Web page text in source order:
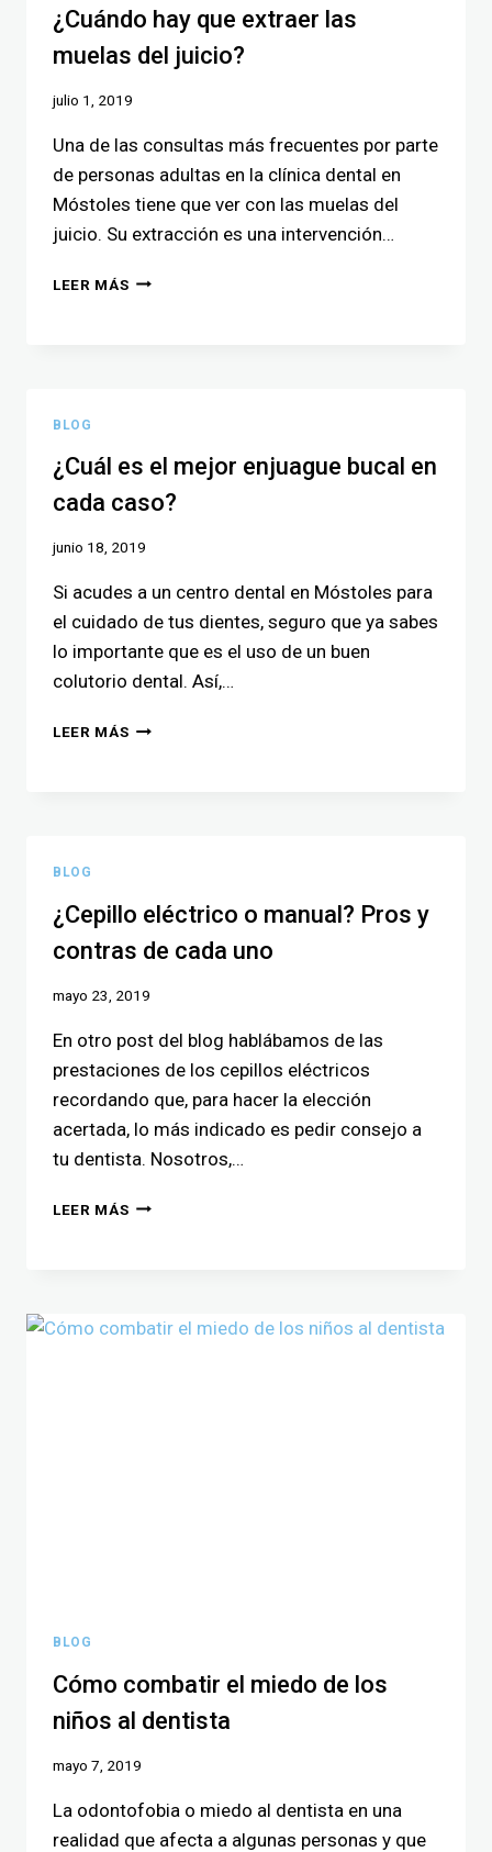
¿Cuándo hay que extraer las
muelas del juicio?
julio 1, 2019
Una de las consultas más frecuentes por parte
de personas adultas en la clínica dental en
Móstoles tiene que ver con las muelas del
juicio. Su extracción es una intervención…
LEER MÁS
BLOG
¿Cuál es el mejor enjuague bucal en
cada caso?
junio 18, 2019
Si acudes a un centro dental en Móstoles para
el cuidado de tus dientes, seguro que ya sabes
lo importante que es el uso de un buen
colutorio dental. Así,…
LEER MÁS
BLOG
¿Cepillo eléctrico o manual? Pros y
contras de cada uno
mayo 23, 2019
En otro post del blog hablábamos de las
prestaciones de los cepillos eléctricos
recordando que, para hacer la elección
acertada, lo más indicado es pedir consejo a
tu dentista. Nosotros,…
LEER MÁS
BLOG
Cómo combatir el miedo de los
niños al dentista
mayo 7, 2019
La odontofobia o miedo al dentista en una
realidad que afecta a algunas personas y que